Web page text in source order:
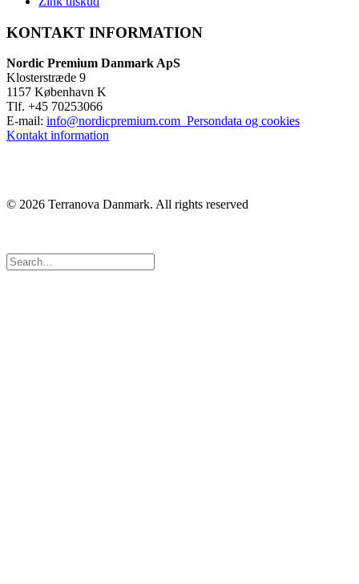
KONTAKT INFORMATION
Nordic Premium Danmark ApS
Klosterstræde 9
1157 København K
Tlf. +45 70253066
E-mail: info@nordicpremium.com Persondata og cookies
Kontakt information
© 2026 Terranova Danmark. All rights reserved